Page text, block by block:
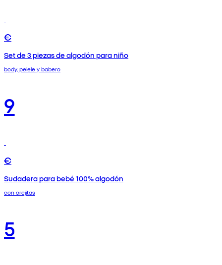
€
Set de 3 piezas de algodón para niño
body, pelele y babero
9
€
Sudadera para bebé 100% algodón
con orejitas
5